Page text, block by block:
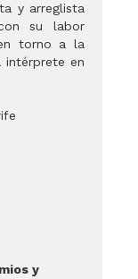
y arreglista
su labor
torno a la
intérprete en
y